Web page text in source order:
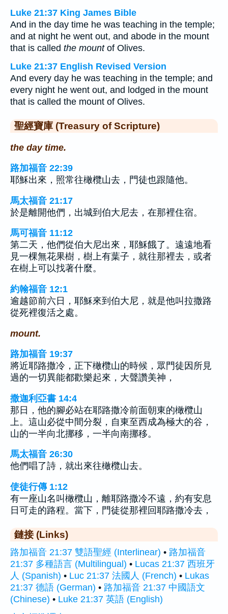
Luke 21:37 King James Bible
And in the day time he was teaching in the temple;
and at night he went out, and abode in the mount
that is called the mountof Olives.
Luke 21:37 English Revised Version
And every day he was teaching in the temple; and
every night he went out, and lodged in the mount
that is called the mount of Olives.
聖經寶庫 (Treasury of Scripture)
the day time.
路加福音 22:39
耶穌出來，照常往橄欖山去，門徒也跟隨他。
馬太福音 21:17
於是離開他們，出城到伯大尼去，在那裡住宿。
馬可福音 11:12
第二天，他們從伯大尼出來，耶穌餓了。遠遠地看
見一棵無花果樹，樹上有葉子，就往那裡去，或者
在樹上可以找著什麼。
約翰福音 12:1
逾越節前六日，耶穌來到伯大尼，就是他叫拉撒路
從死裡復活之處。
mount.
路加福音 19:37
將近耶路撒冷，正下橄欖山的時候，眾門徒因所見
過的一切異能都歡樂起來，大聲讚美神，
撒迦利亞書 14:4
那日，他的腳必站在耶路撒冷前面朝東的橄欖山
上。這山必從中間分裂，自東至西成為極大的谷，
山的一半向北挪移，一半向南挪移。
馬太福音 26:30
他們唱了詩，就出來往橄欖山去。
使徒行傳 1:12
有一座山名叫橄欖山，離耶路撒冷不遠，約有安息
日可走的路程。當下，門徒從那裡回耶路撒冷去，
鏈接 (Links)
路加福音 21:37 雙語聖經 (Interlinear) • 路加福音
21:37 多種語言 (Multilingual) • Lucas 21:37 西班牙
人 (Spanish) • Luc 21:37 法國人 (French) • Lukas
21:37 德語 (German) • 路加福音 21:37 中國語文
(Chinese) • Luke 21:37 英語 (English)